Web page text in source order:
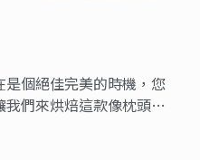
個絕佳完美的時機，您
們來烘焙這款像枕頭般